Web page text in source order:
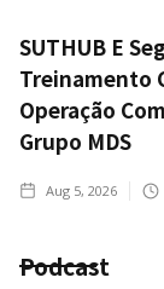
SUTHUB E
Treinamento
Operação
Grupo MDS
Aug 5, 2026
Podcast